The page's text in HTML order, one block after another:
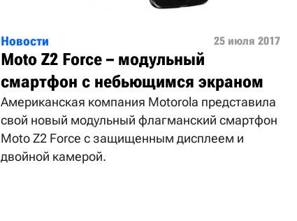
Новости 25 июля 2017
Moto Z2 Force – модульный
смартфон с небьющимся экраном
Американская компания Motorola представила
свой новый модульный флагманский смартфон
Moto Z2 Force с защищенным дисплеем и
двойной камерой.